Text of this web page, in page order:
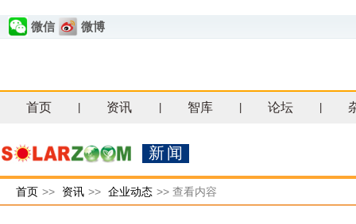
微信 微博
首页 资讯 智库 论坛
新闻
首页 >> 资讯 >> 企业动态 >> 查看内容